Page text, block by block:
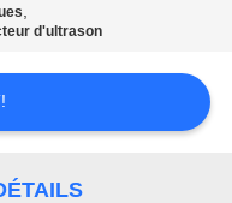
,
d'ultrason